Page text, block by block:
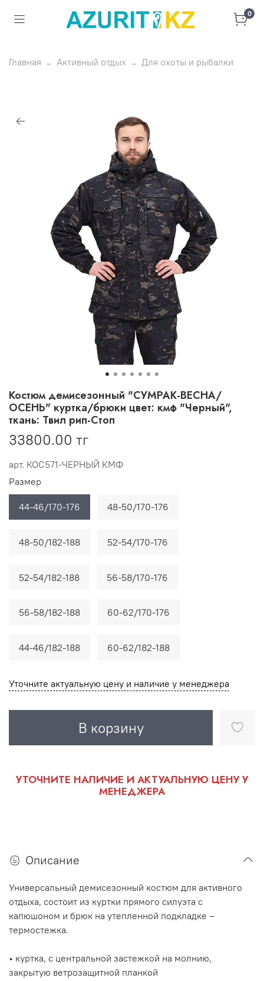
0
Главная Активный отдых Для охоты и рыбалки
арт. КОС571-ЧЕРНЫЙ КМФ
Костюм демисезонный "СУМРАК-ВЕСНА/
ОСЕНЬ" куртка/брюки цвет: кмф "Черный",
ткань: Твил рип-Стоп
33800.00 тг
Уточните актуальную цену и наличие у менеджера
В корзину
Размер
44-46/170-176 48-50/170-176
48-50/182-188 52-54/170-176
52-54/182-188 56-58/170-176
56-58/182-188 60-62/170-176
44-46/182-188 60-62/182-188
УТОЧНИТЕ НАЛИЧИЕ И АКТУАЛЬНУЮ ЦЕНУ У
МЕНЕДЖЕРА
Описание
Универсальный демисезонный костюм для активного
отдыха, состоит из куртки прямого силуэта с
капюшоном и брюк на утепленной подкладке –
термостежка.
• куртка, с центральной застежкой на молнию,
закрытую ветрозащитной планкой